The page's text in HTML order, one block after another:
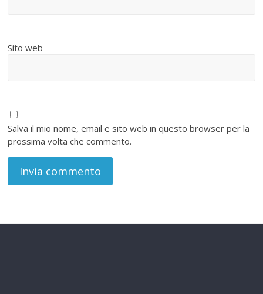
Sito web
Salva il mio nome, email e sito web in questo browser per la
prossima volta che commento.